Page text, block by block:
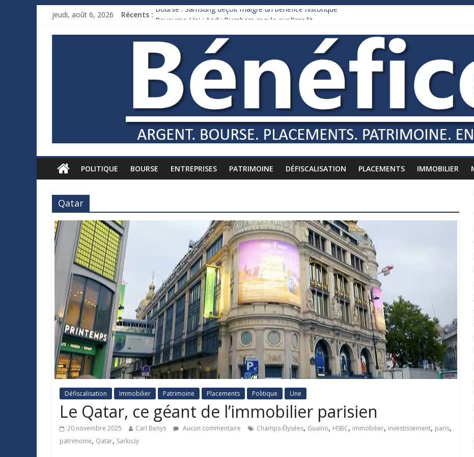
jeudi, août 6, 2026 Récents : Bourse : Samsung déçoit malgré un bénéfice historique
Xavier Niel, le milliardaire qui ne touche presque rien
Ruée des fortunes russes vers l’étranger
France : le logement mis à l’épreuve par la chaleur
POLITIQUE BOURSE ENTREPRISES PATRIMOINE DÉFISCALISATION PLACEMENTS IMMOBILIER
Qatar
Défiscalisation Immobilier Patrimoine Placements Politique Une
Le Qatar, ce géant de l’immobilier parisien
20 novembre 2025 Carl Benys Aucun commentaire Champs-Élysées, Guaino, HSBC, immobilier, investissement, paris,
patrimoine, Qatar, Sarkozy